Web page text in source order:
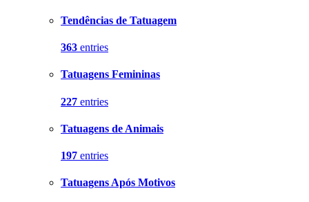
Tendências de Tatuagem
363 entries
Tatuagens Femininas
227 entries
Tatuagens de Animais
197 entries
Tatuagens Após Motivos